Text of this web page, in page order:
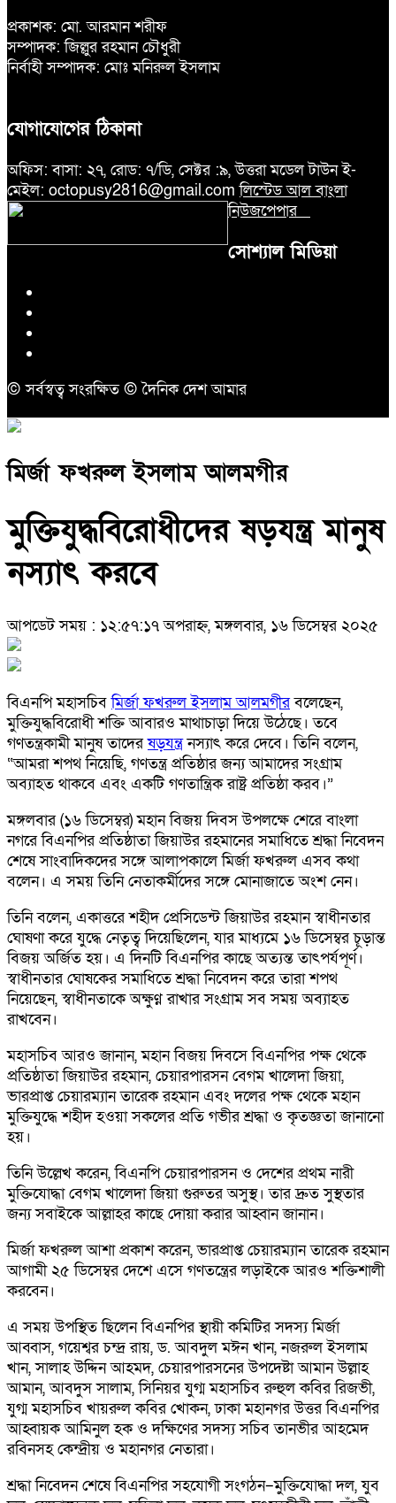
প্রকাশক: মো. আরমান শরীফ
সম্পাদক: জিল্লুর রহমান চৌধুরী
নির্বাহী সম্পাদক: মোঃ মনিরুল ইসলাম
যোগাযোগের ঠিকানা
অফিস: বাসা: ২৭, রোড: ৭/ডি, সেক্টর :৯, উত্তরা মডেল টাউন ই-
মেইল: octopusy2816@gmail.comলিস্টেড আল বাংলা
নিউজপেপার
সোশ্যাল মিডিয়া
© সর্বস্বত্ব সংরক্ষিত © দৈনিক দেশ আমার
মির্জা ফখরুল ইসলাম আলমগীর
মুক্তিযুদ্ধবিরোধীদের ষড়যন্ত্র মানুষ
নস্যাৎ করবে
আপডেট সময় : ১২:৫৭:১৭ অপরাহ্ন, মঙ্গলবার, ১৬ ডিসেম্বর ২০২৫
বিএনপি মহাসচিবমির্জা ফখরুল ইসলাম আলমগীরবলেছেন,
মুক্তিযুদ্ধবিরোধী শক্তি আবারও মাথাচাড়া দিয়ে উঠেছে। তবে
গণতন্ত্রকামী মানুষ তাদেরষড়যন্ত্রনস্যাৎ করে দেবে। তিনি বলেন,
“আমরা শপথ নিয়েছি, গণতন্ত্র প্রতিষ্ঠার জন্য আমাদের সংগ্রাম
অব্যাহত থাকবে এবং একটি গণতান্ত্রিক রাষ্ট্র প্রতিষ্ঠা করব।”
মঙ্গলবার (১৬ ডিসেম্বর) মহান বিজয় দিবস উপলক্ষে শেরে বাংলা
নগরে বিএনপির প্রতিষ্ঠাতা জিয়াউর রহমানের সমাধিতে শ্রদ্ধা নিবেদন
শেষে সাংবাদিকদের সঙ্গে আলাপকালে মির্জা ফখরুল এসব কথা
বলেন। এ সময় তিনি নেতাকর্মীদের সঙ্গে মোনাজাতে অংশ নেন।
তিনি বলেন, একাত্তরে শহীদ প্রেসিডেন্ট জিয়াউর রহমান স্বাধীনতার
ঘোষণা করে যুদ্ধে নেতৃত্ব দিয়েছিলেন, যার মাধ্যমে ১৬ ডিসেম্বর চূড়ান্ত
বিজয় অর্জিত হয়। এ দিনটি বিএনপির কাছে অত্যন্ত তাৎপর্যপূর্ণ।
স্বাধীনতার ঘোষকের সমাধিতে শ্রদ্ধা নিবেদন করে তারা শপথ
নিয়েছেন, স্বাধীনতাকে অক্ষুণ্ন রাখার সংগ্রাম সব সময় অব্যাহত
রাখবেন।
মহাসচিব আরও জানান, মহান বিজয় দিবসে বিএনপির পক্ষ থেকে
প্রতিষ্ঠাতা জিয়াউর রহমান, চেয়ারপারসন বেগম খালেদা জিয়া,
ভারপ্রাপ্ত চেয়ারম্যান তারেক রহমান এবং দলের পক্ষ থেকে মহান
মুক্তিযুদ্ধে শহীদ হওয়া সকলের প্রতি গভীর শ্রদ্ধা ও কৃতজ্ঞতা জানানো
হয়।
তিনি উল্লেখ করেন, বিএনপি চেয়ারপারসন ও দেশের প্রথম নারী
মুক্তিযোদ্ধা বেগম খালেদা জিয়া গুরুতর অসুস্থ। তার দ্রুত সুস্থতার
জন্য সবাইকে আল্লাহর কাছে দোয়া করার আহ্বান জানান।
মির্জা ফখরুল আশা প্রকাশ করেন, ভারপ্রাপ্ত চেয়ারম্যান তারেক রহমান
আগামী ২৫ ডিসেম্বর দেশে এসে গণতন্ত্রের লড়াইকে আরও শক্তিশালী
করবেন।
এ সময় উপস্থিত ছিলেন বিএনপির স্থায়ী কমিটির সদস্য মির্জা
আব্বাস, গয়েশ্বর চন্দ্র রায়, ড. আবদুল মঈন খান, নজরুল ইসলাম
খান, সালাহ উদ্দিন আহমদ, চেয়ারপারসনের উপদেষ্টা আমান উল্লাহ
আমান, আবদুস সালাম, সিনিয়র যুগ্ম মহাসচিব রুহুল কবির রিজভী,
যুগ্ম মহাসচিব খায়রুল কবির খোকন, ঢাকা মহানগর উত্তর বিএনপির
আহ্বায়ক আমিনুল হক ও দক্ষিণের সদস্য সচিব তানভীর আহমেদ
রবিনসহ কেন্দ্রীয় ও মহানগর নেতারা।
শ্রদ্ধা নিবেদন শেষে বিএনপির সহযোগী সংগঠন–মুক্তিযোদ্ধা দল, যুব